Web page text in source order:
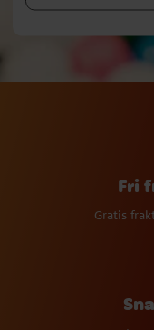
Fri
Gratis